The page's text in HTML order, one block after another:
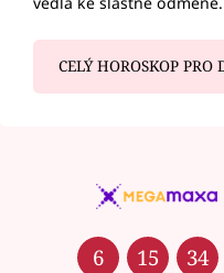
CELÝ HOROSKOP PRO
6 15 34